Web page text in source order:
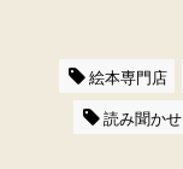
絵本専門店
読み聞かせ